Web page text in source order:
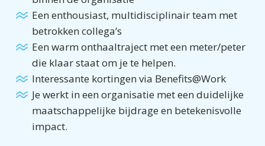
Een enthousiast, multidisciplinair team met
betrokken collega’s
Een warm onthaaltraject met een meter/peter
die klaar staat om je te helpen.
Interessante kortingen via Benefits@Work
Je werkt in een organisatie met een duidelijke
maatschappelijke bijdrage en betekenisvolle
impact.